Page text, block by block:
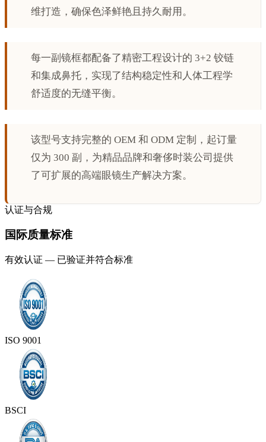
维打造，确保色泽鲜艳且持久耐用。
每一副镜框都配备了精密工程设计的 3+2 铰链
和集成鼻托，实现了结构稳定性和人体工程学
舒适度的无缝平衡。
该型号支持完整的 OEM 和 ODM 定制，起订量
仅为 300 副，为精品品牌和奢侈时装公司提供
了可扩展的高端眼镜生产解决方案。
认证与合规
国际质量标准
有效认证 — 已验证并符合标准
ISO 9001
BSCI